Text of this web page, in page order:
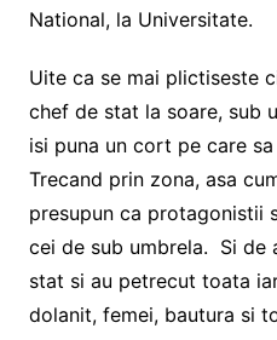
National, la Universitate.
Uite ca se mai plictiseste
chef de stat la soare, sub
isi puna un cort pe care
Trecand prin zona, asa
presupun ca protagonistii
cei de sub umbrela. Si de
stat si au petrecut toata
dolanit, femei, bautura si